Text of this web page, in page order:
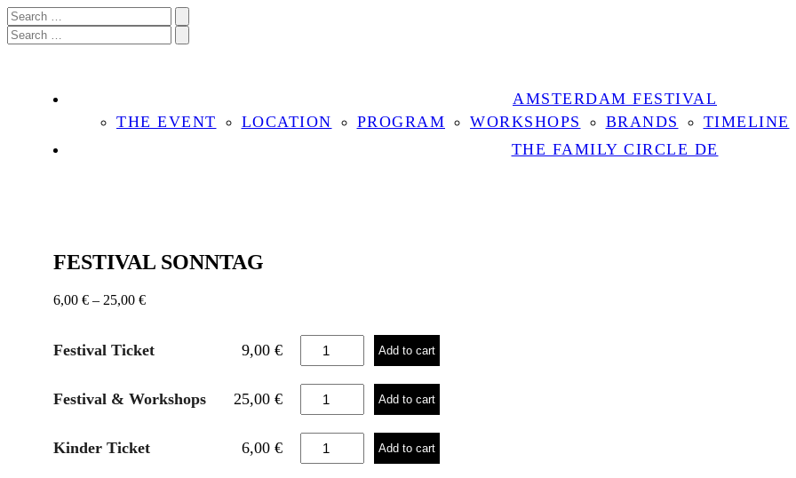
AMSTERDAM FESTIVAL
THE EVENT
LOCATION PROGRAM WORKSHOPS BRANDS TIMELINE
THE FAMILY CIRCLE DE
FESTIVAL SONNTAG
6,00 € – 25,00 €
Festival Ticket 9,00 €
FESTIVAL
SONNTAG
Add to cart
Festival & Workshops 25,00 €
FESTIVAL
SONNTAG
Add to cart
Kinder Ticket 6,00 €
FESTIVAL
SONNTAG
Add to cart